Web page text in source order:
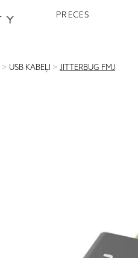
PRECES
> USB KABEĻI > JITTERBUG FMJ